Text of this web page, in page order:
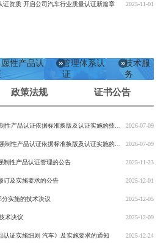
证资质 开启公司汽车行业质量认证新篇章 2025-11-01
性产品认
管理体系认
证
技术服
务
政策法规 证书公告
2026-07-09
2026-07-09
制性产品认证管理的公告 2025-11-23
订及实施要求的公告 2025-12-01
分实施的技术决议 2025-12-05
术决议 2025-12-09
认证实施细则 汽车》及实施要求的通知 2025-12-24